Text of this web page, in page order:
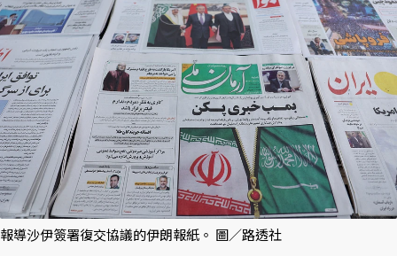
報導沙伊簽署復交協議的伊朗報紙。 圖／路透社